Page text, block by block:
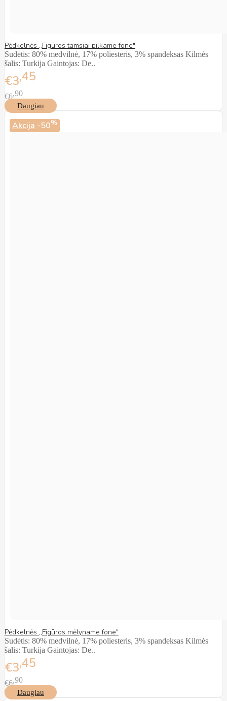
Pėdkelnės ,,Figūros tamsiai pilkame fone"
Sudėtis: 80% medvilnė, 17% poliesteris, 3% spandeksas Kilmės
šalis: Turkija Gaintojas: De..
€345
€6 90
Daugiau
Akcija -50%
Pėdkelnės ,,Figūros mėlyname fone"
Sudėtis: 80% medvilnė, 17% poliesteris, 3% spandeksas Kilmės
šalis: Turkija Gaintojas: De..
€345
€6 90
Daugiau